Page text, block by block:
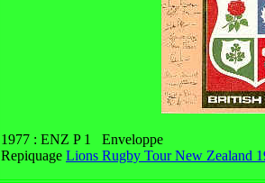
1977 : ENZ P 1 Enveloppe
Repiquage Lions Rugby Tour New Zealand